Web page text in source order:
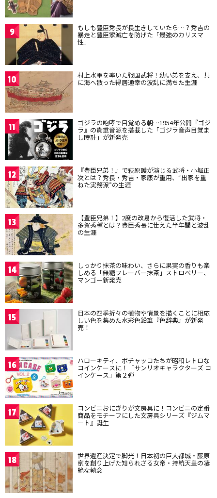
9 もしも豊臣秀長が長生きしていたら…？秀吉の
暴走と豊臣家滅亡を防げた「最強のカリスマ
性」
10 村上水軍を率いた戦国武将！幼い弟を支え、共
に海へ散った得居通幸の波乱に満ちた生涯
11 ゴジラの咆哮で目覚める朝…1954年公開『ゴジ
ラ』の貴重音源を搭載した「ゴジラ音声目覚ま
し時計」が新発売
12 『豊臣兄弟！』で萩原護が演じる武将・小堀正
次とは？秀長・秀吉・家康が重用、“出家を重
ねた実務派”の生涯
13 【豊臣兄弟！】2度の改易から復活した武将・
多賀秀種とは？豊臣秀長に仕えた半年間と波乱
の生涯
14 しっかり抹茶の味わい、さらに果実の香りも楽
しめる「無糖フレーバー抹茶」ストロベリー、
マンゴー新発売
15 日本の四季折々の植物や情景を描くことに相応
しい色を集めた水彩色鉛筆『色辞典』が新発
売！
16 ハローキティ、ポチャッコたちが昭和レトロな
コインケースに！「サンリオキャラクターズ コ
インケース」第２弾
17 コンビニおにぎりが文房具に！コンビニの定番
商品をモチーフにした文房具シリーズ『ジムマ
ート』誕生
18 世界遺産決定で脚光！日本初の巨大都城・藤原
京を創り上げた知られざる女帝・持統天皇の凄
絶な執念